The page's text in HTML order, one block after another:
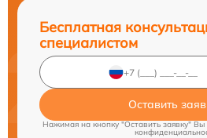
Бесплатная
специалистом
Оставить
Нажимая на кнопку "Оставить заявку"